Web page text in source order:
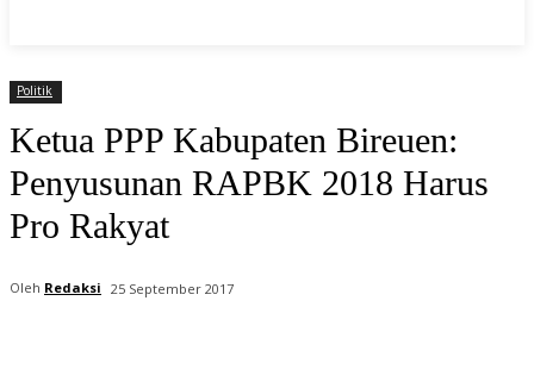
Politik
Ketua PPP Kabupaten Bireuen:
Penyusunan RAPBK 2018 Harus
Pro Rakyat
Oleh Redaksi 25 September 2017